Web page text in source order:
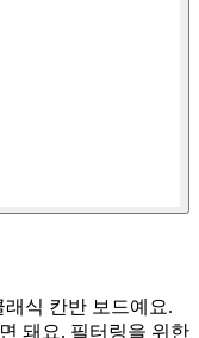
래식 칸반 보드예요.
돼요. 필터링을 위한